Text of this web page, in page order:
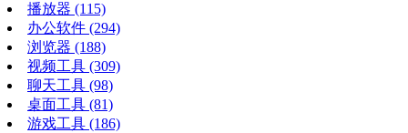
播放器 (115)
办公软件 (294)
浏览器 (188)
视频工具 (309)
聊天工具 (98)
桌面工具 (81)
游戏工具 (186)